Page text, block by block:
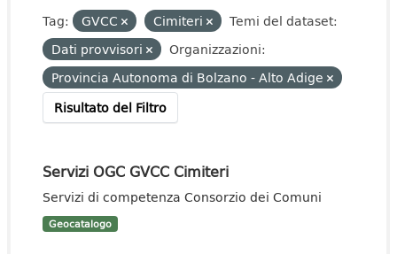
Tag: GVCC Cimiteri
Temi del dataset:
Dati provvisori
Organizzazioni:
Provincia Autonoma di Bolzano - Alto Adige
Risultato del Filtro
Servizi OGC GVCC Cimiteri
Servizi di competenza Consorzio dei Comuni
Geocatalogo